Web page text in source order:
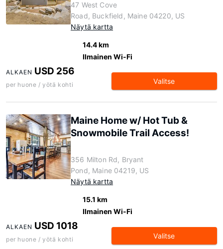
47 West Cove
Road, Buckfield, Maine 04220, US
Näytä kartta
14.4 km
Ilmainen Wi-Fi
ALKAEN USD 256
per huone / yötä kohti Valitse
Maine Home w/ Hot Tub &
Snowmobile Trail Access!
356 Milton Rd, Bryant
Pond, Maine 04219, US
Näytä kartta
15.1 km
Ilmainen Wi-Fi
ALKAEN USD 1018
per huone / yötä kohti Valitse